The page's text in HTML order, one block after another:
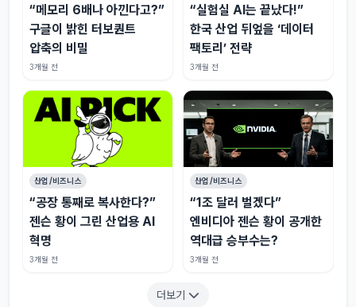
“메모리 6배나 아낀다고?”
구글이 밝힌 터보퀀트
압축의 비밀
3개월 전
“실험실 AI는 끝났다!”
한국 산업 뒤엎을 ‘데이터
팩토리’ 전략
3개월 전
산업/비즈니스
“공장 통째로 복사한다?”
젠슨 황이 그린 산업용 AI
혁명
3개월 전
산업/비즈니스
“1조 달러 벌겠다”
엔비디아 젠슨 황이 공개한
역대급 승부수는?
3개월 전
더보기